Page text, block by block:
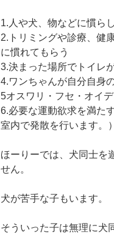
1.人や犬、物などに慣ら
2.トリミングや診療、健
に慣れてもらう
3.決まった場所でトイレ
4.ワンちゃんが自分自身
5オスワリ・フセ・オイ
6.必要な運動欲求を満た
室内で発散を行います。）
ほーりーでは、犬同士を
せん。
犬が苦手な子もいます。
そういった子は無理に犬